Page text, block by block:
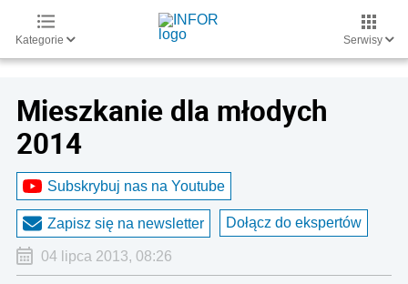
Kategorie Serwisy
Mieszkanie dla młodych
2014
Subskrybuj nas na Youtube
Zapisz się na newsletter Dołącz do ekspertów
04 lipca 2013, 08:26